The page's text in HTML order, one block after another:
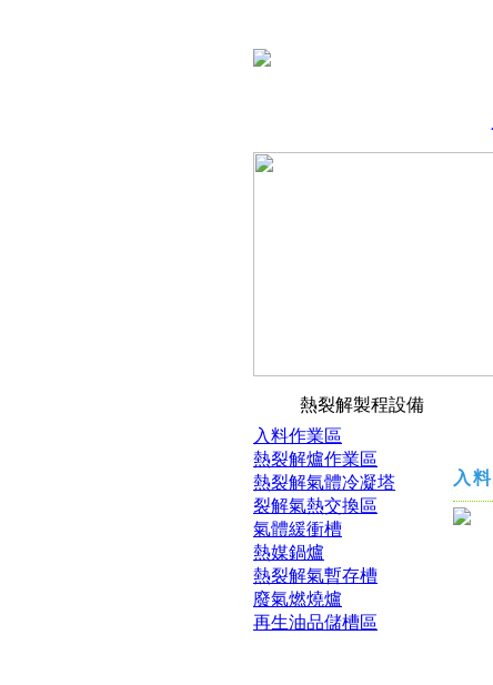
熱裂解製程設備
入料作業區
熱裂解爐作業區
熱裂解氣體冷凝塔
裂解氣熱交換區
氣體緩衝槽
熱媒鍋爐
熱裂解氣暫存槽
廢氣燃燒爐
再生油品儲槽區
入